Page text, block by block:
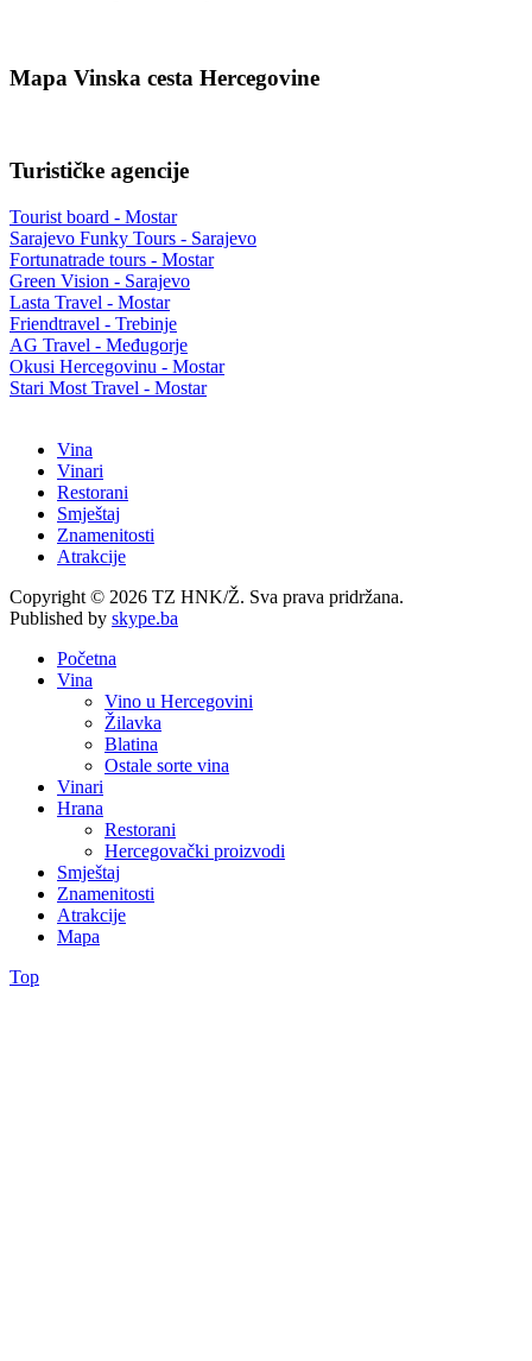
Mapa Vinska cesta Hercegovine
Turističke agencije
Tourist board - Mostar
Sarajevo Funky Tours - Sarajevo
Fortunatrade tours - Mostar
Green Vision - Sarajevo
Lasta Travel - Mostar
Friendtravel - Trebinje
AG Travel - Međugorje
Okusi Hercegovinu - Mostar
Stari Most Travel - Mostar
Vina
Vinari
Restorani
Smještaj
Znamenitosti
Atrakcije
Copyright © 2026 TZ HNK/Ž. Sva prava pridržana.
Published by skype.ba
Početna
Vina
Vino u Hercegovini
Žilavka
Blatina
Ostale sorte vina
Vinari
Hrana
Restorani
Hercegovački proizvodi
Smještaj
Znamenitosti
Atrakcije
Mapa
Top